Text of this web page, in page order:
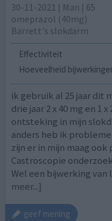
30-11-2021 | Man | 65
omeprazol (40mg)
Barrett's slokdarm
Effectiviteit
Hoeveelheid
ik gebruik al 25 jaar dit
drie jaar 2 x 40 mg en 1
ontsteking in mijn
anders heb ik
zijn er in mijn maag
Castroscopie
Wel een bijwerking
meer...]
geef mening